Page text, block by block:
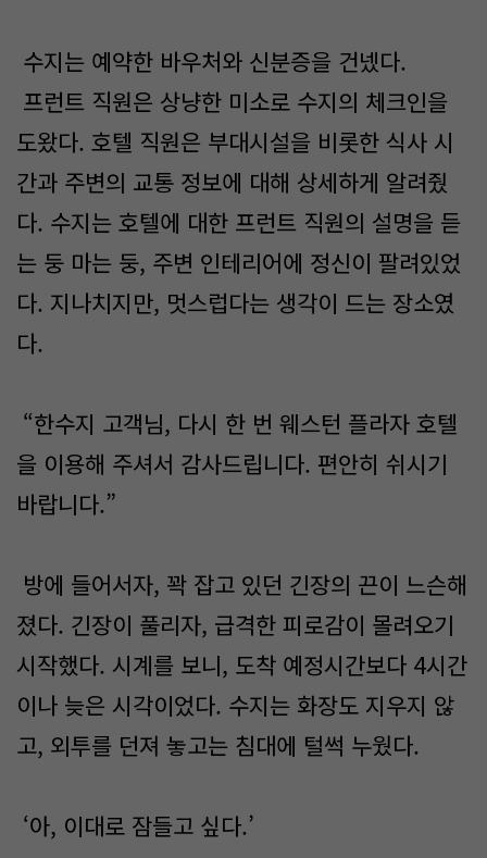
수지는 예약한 바우처와 신분증을 건넸다.
프런트 직원은 상냥한 미소로 수지의 체크인을
도왔다. 호텔 직원은 부대시설을 비롯한 식사 시
간과 주변의 교통 정보에 대해 상세하게 알려줬
다. 수지는 호텔에 대한 프런트 직원의 설명을 듣
는 둥 마는 둥, 주변 인테리어에 정신이 팔려있었
다. 지나치지만, 멋스럽다는 생각이 드는 장소였
다.
“한수지 고객님, 다시 한 번 웨스턴 플라자 호텔
을 이용해 주셔서 감사드립니다. 편안히 쉬시기
바랍니다.”
방에 들어서자, 꽉 잡고 있던 긴장의 끈이 느슨해
졌다. 긴장이 풀리자, 급격한 피로감이 몰려오기
시작했다. 시계를 보니, 도착 예정시간보다 4시간
이나 늦은 시각이었다. 수지는 화장도 지우지 않
고, 외투를 던져 놓고는 침대에 털썩 누웠다.
‘아, 이대로 잠들고 싶다.’